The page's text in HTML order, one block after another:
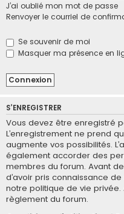
J’ai oublié mon mot de passe
Renvoyer le courriel de
Se souvenir de moi
Masquer ma présence en
S’ENREGISTRER
Vous devez être enregistré
L’enregistrement ne prend
augmente vos possibilités.
également accorder des
membres du forum. Avant
d’avoir pris connaissance
notre politique de vie
règlement du forum.